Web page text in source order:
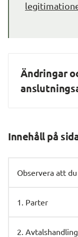
Ändringar
Innehåll på
Observera att
1. Parter
2.